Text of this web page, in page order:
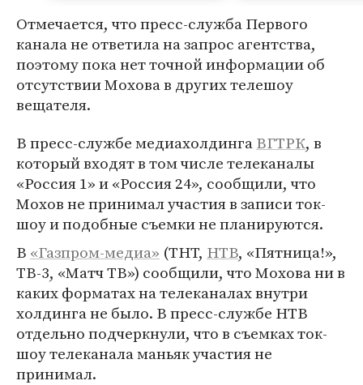
Отмечается, что пресс-служба Первого
канала не ответила на запрос агентства,
поэтому пока нет точной информации об
отсутствии Мохова в других телешоу
вещателя.
В пресс-службе медиахолдингаВГТРК, в
который входят в том числе телеканалы
«Россия 1» и «Россия 24», сообщили, что
Мохов не принимал участия в записи ток-
шоу и подобные съемки не планируются.
В «Газпром-медиа» (ТНТ, НТВ, «Пятница!»,
ТВ-3, «Матч ТВ») сообщили, что Мохова ни в
каких форматах на телеканалах внутри
холдинга не было. В пресс-службе НТВ
отдельно подчеркнули, что в съемках ток-
шоу телеканала маньяк участия не
принимал.